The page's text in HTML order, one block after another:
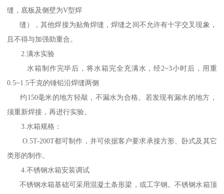
缝，底板及侧壁为V型焊
缝），其他焊接为贴角焊缝，焊缝之间不允许有十字交叉现象，
且不得与加强助重合。
2.满水实验
水箱制作完毕后，将水箱完全充满水，经2~3小时后，用重
0.5~1.5千克的锤铅沿焊缝两侧
约150毫米的地方轻敲，不漏水为合格。若发现有漏水的地方，
须重新焊接，再进行实验。
3.水箱规格：
O.5T-200T都可制作，并可依据客户要求承接方形、卧式及其它
类形的制作。
4.不锈钢水箱安装调试
不锈钢水箱基础可采用混凝土条形梁，或工字钢。不锈钢水箱顶